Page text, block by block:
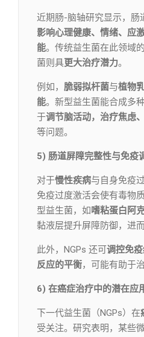
近期肠-脑轴研究显示，肠
影响心理健康、情绪、应
能。传统益生菌在此领域
菌则具更大治疗潜力。
例如， 脆弱拟杆菌与植物
能。新型益生菌能合成多种
于调节脑活动，治疗焦虑
等问题。
5) 肠道屏障完整性与免疫
对于慢性疾病与自身免疫
免疫过度激活会使有毒物
型益生菌，如嗜粘蛋白阿
黏液层提升屏障防御，进而
此外，NGPs 还可 调控免
反应的平衡，可能有助于
6) 在癌症治疗中的潜在应
下一代益生菌（NGPs）在
受关注。研究表明，某些